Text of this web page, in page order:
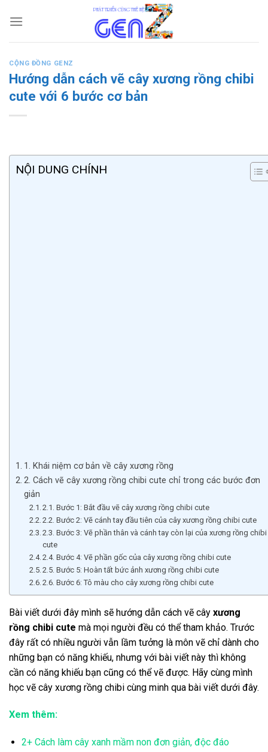
CỘNG ĐỒNG GENZ
Hướng dẫn cách vẽ cây xương rồng chibi
cute với 6 bước cơ bản
NỘI DUNG CHÍNH
1. Khái niệm cơ bản về cây xương rồng
2. Cách vẽ cây xương rồng chibi cute chỉ trong các bước đơn
giản
2.1. Bước 1: Bắt đầu vẽ cây xương rồng chibi cute
2.2. Bước 2: Vẽ cánh tay đầu tiên của cây xương rồng chibi cute
2.3. Bước 3: Vẽ phần thân và cánh tay còn lại của xương rồng chibi
cute
2.4. Bước 4: Vẽ phần gốc của cây xương rồng chibi cute
2.5. Bước 5: Hoàn tất bức ảnh xương rồng chibi cute
2.6. Bước 6: Tô màu cho cây xương rồng chibi cute
Bài viết dưới đây mình sẽ hướng dẫn cách vẽ cây xương
rồng chibi cute mà mọi người đều có thể tham khảo. Trước
đây rất có nhiều người vẫn lầm tưởng là môn vẽ chỉ dành cho
những bạn có năng khiếu, nhưng với bài viết này thì không
cần có năng khiếu bạn cũng có thể vẽ được. Hãy cùng mình
học vẽ cây xương rồng chibi cùng minh qua bài viết dưới đây.
Xem thêm:
2+ Cách làm cây xanh mầm non đơn giản, độc đáo